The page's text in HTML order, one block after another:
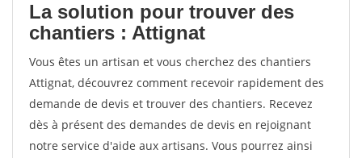
La solution pour trouver des
chantiers : Attignat
Vous êtes un artisan et vous cherchez des chantiers
Attignat, découvrez comment recevoir rapidement des
demande de devis et trouver des chantiers. Recevez
dès à présent des demandes de devis en rejoignant
notre service d'aide aux artisans. Vous pourrez ainsi